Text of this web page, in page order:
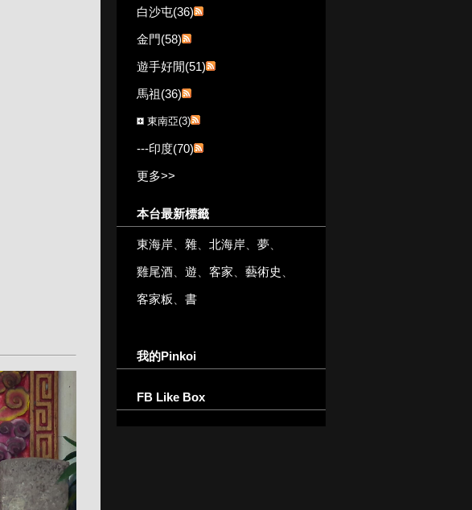
白沙屯(36)
金門(58)
遊手好閒(51)
馬祖(36)
東南亞(3)
---印度(70)
更多>>
本台最新標籤
東海岸 雜 北海岸 夢
雞尾酒
遊 客家 藝術史
客家粄
書
我的Pinkoi
FB Like Box